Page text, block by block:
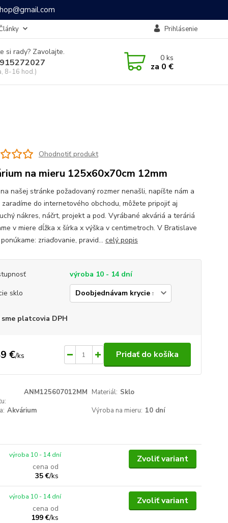
Prihlásenie
si rady? Zavolajte.
8-16 hod.)
0ks
za 0 €
Ohodnotiť produkt
na mieru 125x60x70cm 12mm
našej stránke požadovaný rozmer nenašli, napíšte nám a
do internetového obchodu, môžete pripojiť aj
nákres, náčrt, projekt a pod. Vyrábané akváriá a teráriá
v miere dĺžka x šírka x výška v centimetroch. V Bratislave
zriaďovanie, pravid... celý popis
výroba 10 - 14 dní
sklo
sme platcovia DPH
€/ks Pridať do košíka
ANM125607012MM Materiál: Sklo
Akvárium Výroba na mieru: 10 dní
cena od
35 €/ks
výroba 10 - 14 dní Zvoliť variant
cena od
199 €/ks
výroba 10 - 14 dní Zvoliť variant